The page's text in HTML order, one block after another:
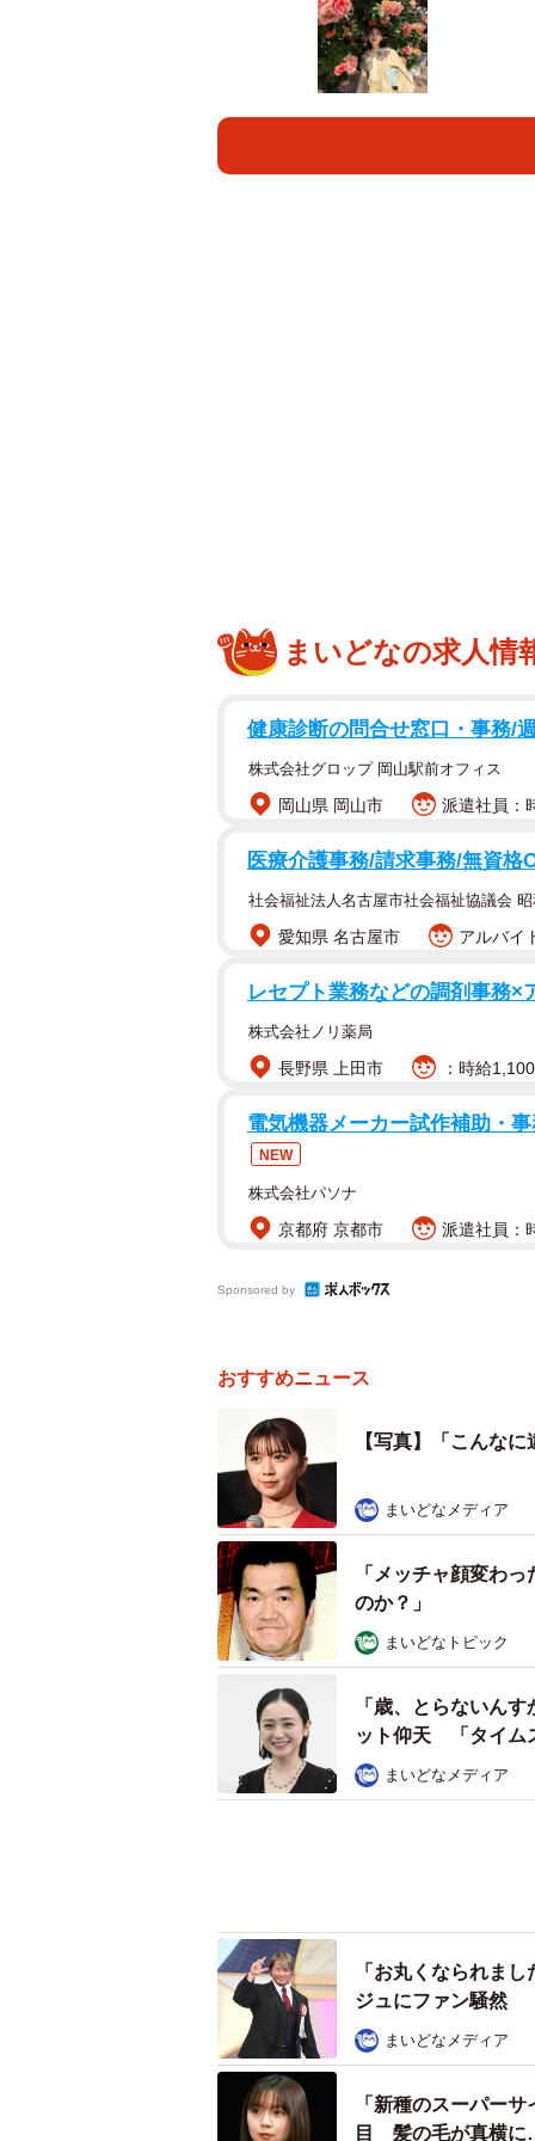
まいどなの求人情
健康診断の問合せ窓口・事務/
株式会社グロップ 岡山駅前オフィス
岡山県 岡山市 派遣社員：
医療介護事務/請求事務/無資
社会福祉法人名古屋市社会福祉協議会
愛知県 名古屋市 アルバイ
レセプト業務などの調剤事務
株式会社ノリ薬局
長野県 上田市 ：時給
電気機器メーカー試作補助・
NEW
株式会社パソナ
京都府 京都市 派遣社員：
Sponsored by
おすすめニュース
【写真】「こんな
まいどなメディア
「メッチャ顔変わ
のか？」
まいどなトピック
「歳、とらないん
ット仰天 「タイム
まいどなメディア
「新種のスーパー
目 髪の毛が真横に
まいどなトピック